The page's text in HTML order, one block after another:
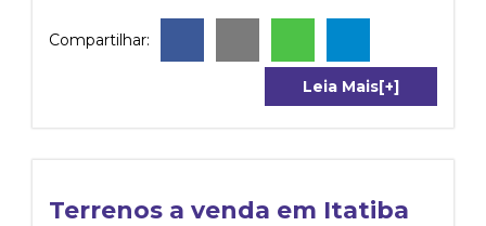
Compartilhar:
Leia Mais[+]
Terrenos a venda em Itatiba